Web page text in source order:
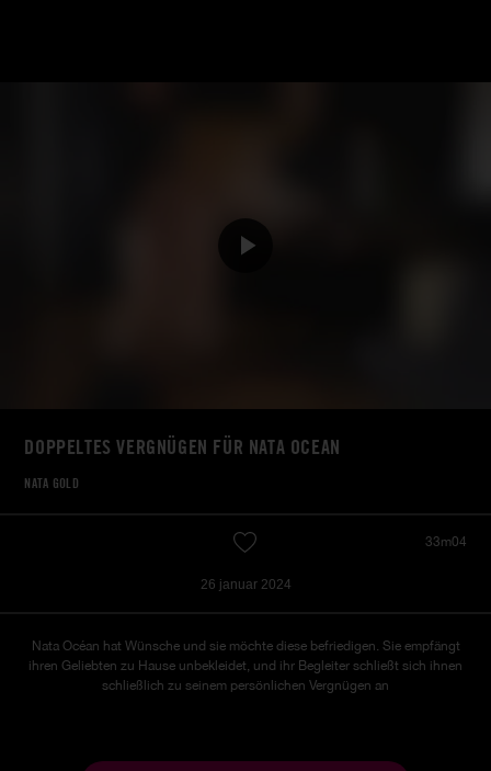
DOPPELTES VERGNÜGEN FÜR NATA OCEAN
NATA GOLD
33m04
26 januar 2024
Nata Océan hat Wünsche und sie möchte diese befriedigen. Sie empfängt
ihren Geliebten zu Hause unbekleidet, und ihr Begleiter schließt sich ihnen
schließlich zu seinem persönlichen Vergnügen an